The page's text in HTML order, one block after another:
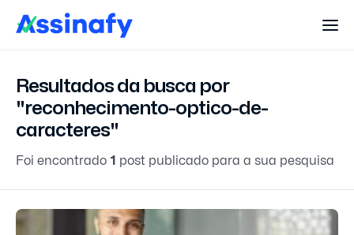
Resultados da busca por
"reconhecimento-optico-de-
caracteres"
Foi encontrado 1 post publicado para a sua pesquisa